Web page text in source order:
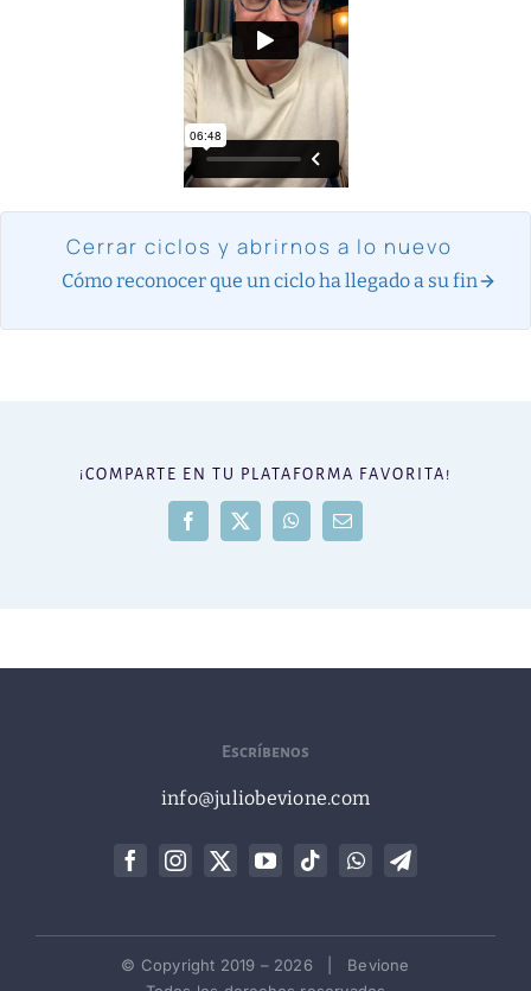
Cerrar ciclos y abrirnos a lo nuevo
Cómo reconocer que un ciclo ha llegado a su fin
¡COMPARTE EN TU PLATAFORMA FAVORITA!
Facebook
X WhatsAppCorreo
Escríbenos
info@juliobevione.com
© Copyright 2019 – 2026 | Bevione